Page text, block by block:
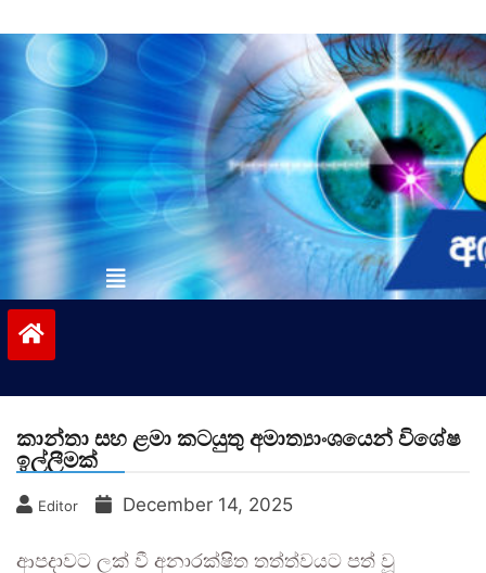
to
contentvinivida.lk
කාන්තා සහ ළමා කටයුතු අමාත්‍යාංශයෙන් විශේෂ
ඉල්ලීමක්
Editor December 14, 2025
ආපදාවට ලක් වී අනාරක්ෂිත තත්ත්වයට පත් වූ